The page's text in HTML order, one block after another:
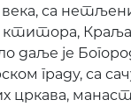
са
ктитора,
даље је
граду, са
цркава,